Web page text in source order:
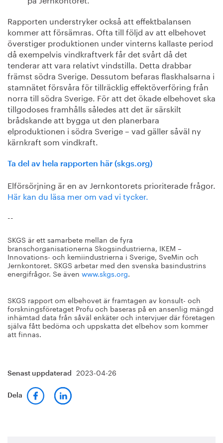
Rapporten understryker också att effektbalansen
kommer att försämras. Ofta till följd av att elbehovet
överstiger produktionen under vinterns kallaste period
då exempelvis vindkraftverk får det svårt då det
tenderar att vara relativt vindstilla. Detta drabbar
främst södra Sverige. Dessutom befaras flaskhalsarna i
stamnätet försvåra för tillräcklig effektöverföring från
norra till södra Sverige. För att det ökade elbehovet ska
tillgodoses framhålls således att det är särskilt
brådskande att bygga ut den planerbara
elproduktionen i södra Sverige – vad gäller såväl ny
kärnkraft som vindkraft.
Ta del av hela rapporten här (skgs.org)
Elförsörjning är en av Jernkontorets prioriterade frågor.
Här kan du läsa mer om vad vi tycker.
--
SKGS är ett samarbete mellan de fyra
branschorganisationerna Skogsindustrierna, IKEM –
Innovations- och kemiindustrierna i Sverige, SveMin och
Jernkontoret. SKGS arbetar med den svenska basindustrins
energifrågor. Se även www.skgs.org.
SKGS rapport om elbehovet är framtagen av konsult- och
forskningsföretaget Profu och baseras på en ansenlig mängd
inhämtad data från såväl enkäter och intervjuer där företagen
själva fått bedöma och uppskatta det elbehov som kommer
att finnas.
Senast uppdaterad 2023-04-26
Dela